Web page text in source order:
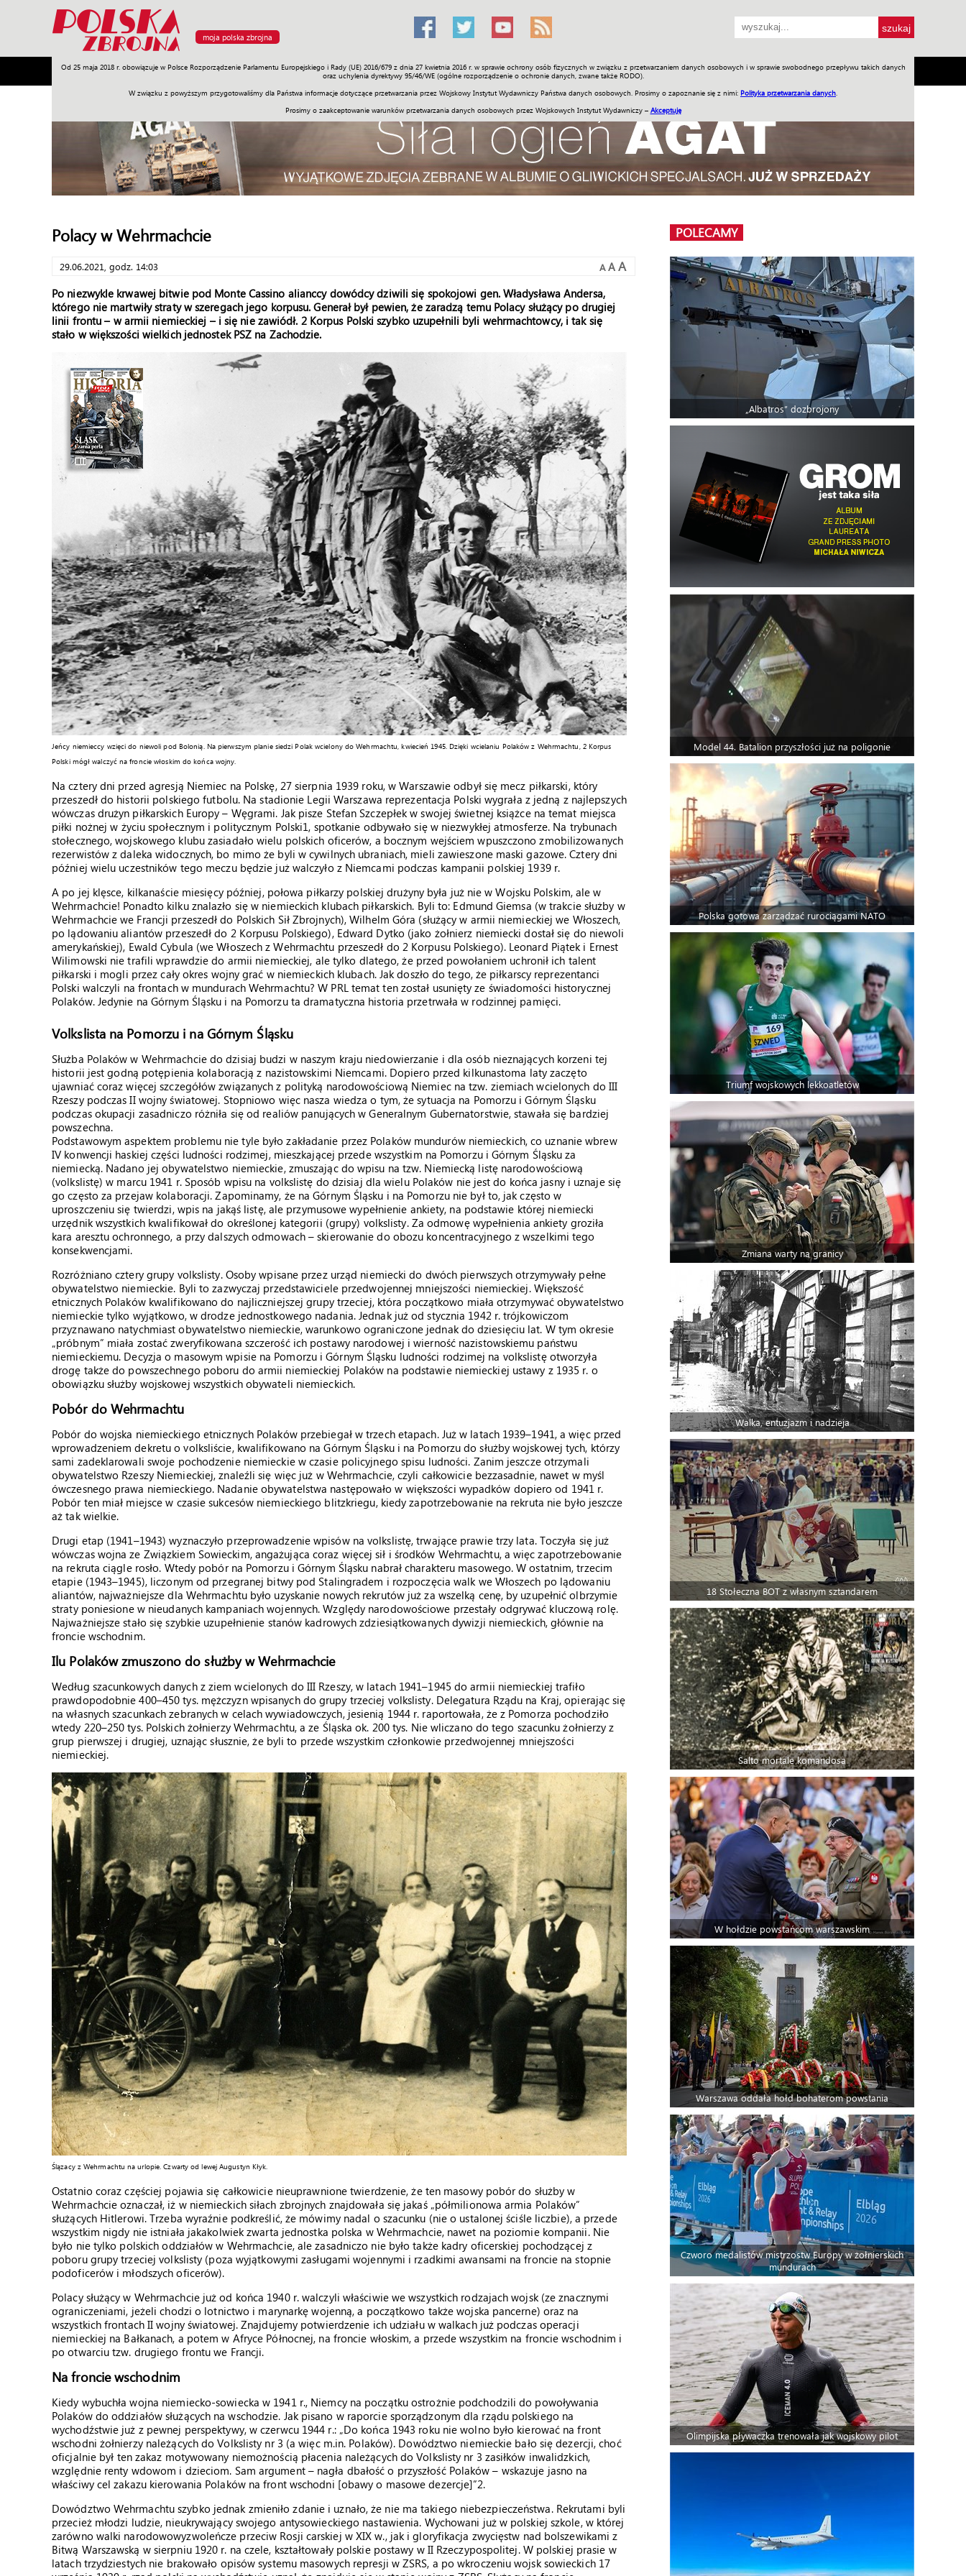
moja polska zbrojna
Od 25 maja 2018 r. obowiązuje w Polsce Rozporządzenie Parlamentu Europejskiego i Rady (UE) 2016/679 z dnia 27 kwietnia 2016 r. w sprawie ochrony osób fizycznych w związku z przetwarzaniem danych osobowych i w sprawie swobodnego przepływu takich danych
oraz uchylenia dyrektywy 95/46/WE (ogólne rozporządzenie o ochronie danych, zwane także RODO).
W związku z powyższym przygotowaliśmy dla Państwa informacje dotyczące przetwarzania przez Wojskowy Instytut Wydawniczy Państwa danych osobowych. Prosimy o zapoznanie się z nimi: Polityka przetwarzania danych
Prosimy o zaakceptowanie warunków przetwarzania danych osobowych przez Wojskowych Instytut Wydawniczy – Akceptuję
Armia Poligon Sprzęt Misje Polityka Prawo Świat Społeczność Sport Historia Galerie Wideo ENGLISH SKLEP Jednodniówki Praca w WIW
Polacy w Wehrmachcie
29.06.2021, godz. 14:03 A A A
Po niezwykle krwawej bitwie pod Monte Cassino alianccy dowódcy dziwili się spokojowi gen. Władysława Andersa,
którego nie martwiły straty w szeregach jego korpusu. Generał był pewien, że zaradzą temu Polacy służący po drugiej
linii frontu – w armii niemieckiej – i się nie zawiódł. 2 Korpus Polski szybko uzupełnili byli wehrmachtowcy, i tak się
stało w większości wielkich jednostek PSZ na Zachodzie.
Jeńcy niemieccy wzięci do niewoli pod Bolonią. Na pierwszym planie siedzi Polak wcielony do Wehrmachtu, kwiecień 1945. Dzięki wcielaniu Polaków z Wehrmachtu, 2 Korpus
Polski mógł walczyć na froncie włoskim do końca wojny.
Na cztery dni przed agresją Niemiec na Polskę, 27 sierpnia 1939 roku, w Warszawie odbył się mecz piłkarski, który
przeszedł do historii polskiego futbolu. Na stadionie Legii Warszawa reprezentacja Polski wygrała z jedną z najlepszych
wówczas drużyn piłkarskich Europy – Węgrami. Jak pisze Stefan Szczepłek w swojej świetnej książce na temat miejsca
piłki nożnej w życiu społecznym i politycznym Polski1, spotkanie odbywało się w niezwykłej atmosferze. Na trybunach
stołecznego, wojskowego klubu zasiadało wielu polskich oficerów, a bocznym wejściem wpuszczono zmobilizowanych
rezerwistów z daleka widocznych, bo mimo że byli w cywilnych ubraniach, mieli zawieszone maski gazowe. Cztery dni
później wielu uczestników tego meczu będzie już walczyło z Niemcami podczas kampanii polskiej 1939 r.
A po jej klęsce, kilkanaście miesięcy później, połowa piłkarzy polskiej drużyny była już nie w Wojsku Polskim, ale w
Wehrmachcie! Ponadto kilku znalazło się w niemieckich klubach piłkarskich. Byli to: Edmund Giemsa (w trakcie służby w
Wehrmachcie we Francji przeszedł do Polskich Sił Zbrojnych), Wilhelm Góra (służący w armii niemieckiej we Włoszech,
po lądowaniu aliantów przeszedł do 2 Korpusu Polskiego), Edward Dytko (jako żołnierz niemiecki dostał się do niewoli
amerykańskiej), Ewald Cybula (we Włoszech z Wehrmachtu przeszedł do 2 Korpusu Polskiego). Leonard Piątek i Ernest
Wilimowski nie trafili wprawdzie do armii niemieckiej, ale tylko dlatego, że przed powołaniem uchronił ich talent
piłkarski i mogli przez cały okres wojny grać w niemieckich klubach. Jak doszło do tego, że piłkarscy reprezentanci
Polski walczyli na frontach w mundurach Wehrmachtu? W PRL temat ten został usunięty ze świadomości historycznej
Polaków. Jedynie na Górnym Śląsku i na Pomorzu ta dramatyczna historia przetrwała w rodzinnej pamięci.
Volkslista na Pomorzu i na Górnym Śląsku
Służba Polaków w Wehrmachcie do dzisiaj budzi w naszym kraju niedowierzanie i dla osób nieznających korzeni tej
historii jest godną potępienia kolaboracją z nazistowskimi Niemcami. Dopiero przed kilkunastoma laty zaczęto
ujawniać coraz więcej szczegółów związanych z polityką narodowościową Niemiec na tzw. ziemiach wcielonych do III
Rzeszy podczas II wojny światowej. Stopniowo więc nasza wiedza o tym, że sytuacja na Pomorzu i Górnym Śląsku
podczas okupacji zasadniczo różniła się od realiów panujących w Generalnym Gubernatorstwie, stawała się bardziej
powszechna.
Podstawowym aspektem problemu nie tyle było zakładanie przez Polaków mundurów niemieckich, co uznanie wbrew
IV konwencji haskiej części ludności rodzimej, mieszkającej przede wszystkim na Pomorzu i Górnym Śląsku za
niemiecką. Nadano jej obywatelstwo niemieckie, zmuszając do wpisu na tzw. Niemiecką listę narodowościową
(volkslistę) w marcu 1941 r. Sposób wpisu na volkslistę do dzisiaj dla wielu Polaków nie jest do końca jasny i uznaje się
go często za przejaw kolaboracji. Zapominamy, że na Górnym Śląsku i na Pomorzu nie był to, jak często w
uproszczeniu się twierdzi, wpis na jakąś listę, ale przymusowe wypełnienie ankiety, na podstawie której niemiecki
urzędnik wszystkich kwalifikował do określonej kategorii (grupy) volkslisty. Za odmowę wypełnienia ankiety groziła
kara aresztu ochronnego, a przy dalszych odmowach – skierowanie do obozu koncentracyjnego z wszelkimi tego
konsekwencjami.
Rozróżniano cztery grupy volkslisty. Osoby wpisane przez urząd niemiecki do dwóch pierwszych otrzymywały pełne
obywatelstwo niemieckie. Byli to zazwyczaj przedstawiciele przedwojennej mniejszości niemieckiej. Większość
etnicznych Polaków kwalifikowano do najliczniejszej grupy trzeciej, która początkowo miała otrzymywać obywatelstwo
niemieckie tylko wyjątkowo, w drodze jednostkowego nadania. Jednak już od stycznia 1942 r. trójkowiczom
przyznawano natychmiast obywatelstwo niemieckie, warunkowo ograniczone jednak do dziesięciu lat. W tym okresie
„próbnym” miała zostać zweryfikowana szczerość ich postawy narodowej i wierność nazistowskiemu państwu
niemieckiemu. Decyzja o masowym wpisie na Pomorzu i Górnym Śląsku ludności rodzimej na volkslistę otworzyła
drogę także do powszechnego poboru do armii niemieckiej Polaków na podstawie niemieckiej ustawy z 1935 r. o
obowiązku służby wojskowej wszystkich obywateli niemieckich.
Pobór do Wehrmachtu
Pobór do wojska niemieckiego etnicznych Polaków przebiegał w trzech etapach. Już w latach 1939–1941, a więc przed
wprowadzeniem dekretu o volksliście, kwalifikowano na Górnym Śląsku i na Pomorzu do służby wojskowej tych, którzy
sami zadeklarowali swoje pochodzenie niemieckie w czasie policyjnego spisu ludności. Zanim jeszcze otrzymali
obywatelstwo Rzeszy Niemieckiej, znaleźli się więc już w Wehrmachcie, czyli całkowicie bezzasadnie, nawet w myśl
ówczesnego prawa niemieckiego. Nadanie obywatelstwa następowało w większości wypadków dopiero od 1941 r.
Pobór ten miał miejsce w czasie sukcesów niemieckiego blitzkriegu, kiedy zapotrzebowanie na rekruta nie było jeszcze
aż tak wielkie.
Drugi etap (1941–1943) wyznaczyło przeprowadzenie wpisów na volkslistę, trwające prawie trzy lata. Toczyła się już
wówczas wojna ze Związkiem Sowieckim, angażująca coraz więcej sił i środków Wehrmachtu, a więc zapotrzebowanie
na rekruta ciągle rosło. Wtedy pobór na Pomorzu i Górnym Śląsku nabrał charakteru masowego. W ostatnim, trzecim
etapie (1943–1945), liczonym od przegranej bitwy pod Stalingradem i rozpoczęcia walk we Włoszech po lądowaniu
aliantów, najważniejsze dla Wehrmachtu było uzyskanie nowych rekrutów już za wszelką cenę, by uzupełnić olbrzymie
straty poniesione w nieudanych kampaniach wojennych. Względy narodowościowe przestały odgrywać kluczową rolę.
Najważniejsze stało się szybkie uzupełnienie stanów kadrowych zdziesiątkowanych dywizji niemieckich, głównie na
froncie wschodnim.
Ilu Polaków zmuszono do służby w Wehrmachcie
Według szacunkowych danych z ziem wcielonych do III Rzeszy, w latach 1941–1945 do armii niemieckiej trafiło
prawdopodobnie 400–450 tys. mężczyzn wpisanych do grupy trzeciej volkslisty. Delegatura Rządu na Kraj, opierając się
na własnych szacunkach zebranych w celach wywiadowczych, jesienią 1944 r. raportowała, że z Pomorza pochodziło
wtedy 220–250 tys. Polskich żołnierzy Wehrmachtu, a ze Śląska ok. 200 tys. Nie wliczano do tego szacunku żołnierzy z
grup pierwszej i drugiej, uznając słusznie, że byli to przede wszystkim członkowie przedwojennej mniejszości
niemieckiej.
Ślązacy z Wehrmachtu na urlopie. Czwarty od lewej Augustyn Kłyk.
Ostatnio coraz częściej pojawia się całkowicie nieuprawnione twierdzenie, że ten masowy pobór do służby w
Wehrmachcie oznaczał, iż w niemieckich siłach zbrojnych znajdowała się jakaś „półmilionowa armia Polaków”
służących Hitlerowi. Trzeba wyraźnie podkreślić, że mówimy nadal o szacunku (nie o ustalonej ściśle liczbie), a przede
wszystkim nigdy nie istniała jakakolwiek zwarta jednostka polska w Wehrmachcie, nawet na poziomie kompanii. Nie
było nie tylko polskich oddziałów w Wehrmachcie, ale zasadniczo nie było także kadry oficerskiej pochodzącej z
poboru grupy trzeciej volkslisty (poza wyjątkowymi zasługami wojennymi i rzadkimi awansami na froncie na stopnie
podoficerów i młodszych oficerów).
Polacy służący w Wehrmachcie już od końca 1940 r. walczyli właściwie we wszystkich rodzajach wojsk (ze znacznymi
ograniczeniami, jeżeli chodzi o lotnictwo i marynarkę wojenną, a początkowo także wojska pancerne) oraz na
wszystkich frontach II wojny światowej. Znajdujemy potwierdzenie ich udziału w walkach już podczas operacji
niemieckiej na Bałkanach, a potem w Afryce Północnej, na froncie włoskim, a przede wszystkim na froncie wschodnim i
po otwarciu tzw. drugiego frontu we Francji.
Na froncie wschodnim
Kiedy wybuchła wojna niemiecko-sowiecka w 1941 r., Niemcy na początku ostrożnie podchodzili do powoływania
Polaków do oddziałów służących na wschodzie. Jak pisano w raporcie sporządzonym dla rządu polskiego na
wychodźstwie już z pewnej perspektywy, w czerwcu 1944 r.: „Do końca 1943 roku nie wolno było kierować na front
wschodni żołnierzy należących do Volkslisty nr 3 (a więc m.in. Polaków). Dowództwo niemieckie bało się dezercji, choć
oficjalnie był ten zakaz motywowany niemożnością płacenia należących do Volkslisty nr 3 zasiłków inwalidzkich,
względnie renty wdowom i dzieciom. Sam argument – nagła dbałość o przyszłość Polaków – wskazuje jasno na
właściwy cel zakazu kierowania Polaków na front wschodni [obawy o masowe dezercje]”2.
Dowództwo Wehrmachtu szybko jednak zmieniło zdanie i uznało, że nie ma takiego niebezpieczeństwa. Rekrutami byli
przecież młodzi ludzie, nieukrywający swojego antysowieckiego nastawienia. Wychowani już w polskiej szkole, w której
zarówno walki narodowowyzwoleńcze przeciw Rosji carskiej w XIX w., jak i gloryfikacja zwycięstw nad bolszewikami z
Bitwą Warszawską w sierpniu 1920 r. na czele, kształtowały polskie postawy w II Rzeczypospolitej. W polskiej prasie w
latach trzydziestych nie brakowało opisów systemu masowych represji w ZSRS, a po wkroczeniu wojsk sowieckich 17
POLECAMY
„Albatros” dozbrojony
Model 44. Batalion przyszłości już na poligonie
Polska gotowa zarządzać rurociągami NATO
Triumf wojskowych lekkoatletów
Zmiana warty na granicy
Walka, entuzjazm i nadzieja
18 Stołeczna BOT z własnym sztandarem
Salto mortale komandosa
W hołdzie powstańcom warszawskim
Warszawa oddała hołd bohaterom powstania
Czworo medalistów mistrzostw Europy w żołnierskich
mundurach
Olimpijska pływaczka trenowała jak wojskowy pilot